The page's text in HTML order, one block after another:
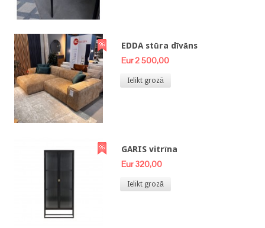
EDDA stūra dīvāns
Eur 2 500,00
Ielikt grozā
GARIS vitrīna
Eur 320,00
Ielikt grozā